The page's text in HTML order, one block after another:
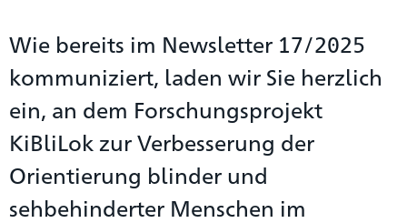
Wie bereits im Newsletter 17/2025
kommuniziert, laden wir Sie herzlich
ein, an dem Forschungsprojekt
KiBliLok zur Verbesserung der
Orientierung blinder und
sehbehinderter Menschen im